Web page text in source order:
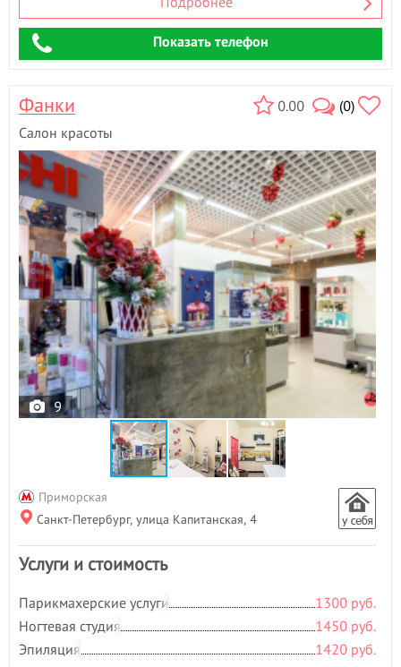
Показать телефон
0.00 (0)
Фанки
Салон красоты
9
Приморская
Санкт-Петербург, улица Капитанская, 4
Услуги и стоимость
Парикмахерские услуги
1300 руб.
Ногтевая студия
1450 руб.
Эпиляция
1420 руб.